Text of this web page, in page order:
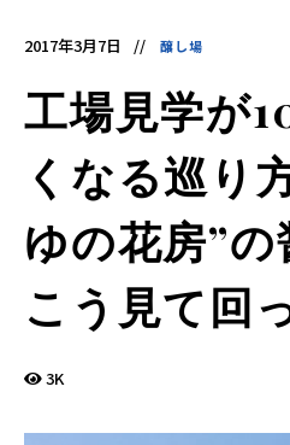
し
ま
す。
日
本
と
ジ
ア
酵
品
2017年3月7日 醸し場
工場見学が
くなる巡り
ゆの花房”
こう見て回
3K